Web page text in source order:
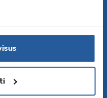
išsilavinimo